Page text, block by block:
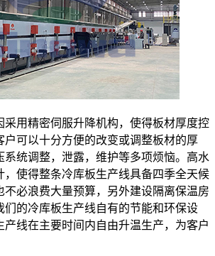
采用精密伺服升降机构，使得板材厚度控
户可以十分方便的改变或调整板材的厚
系统调整，泄露，维护等多项烦恼。高水
，使得整条冷库板生产线具备四季全天候
不必浪费大量预算，另外建设隔离保温房
们的冷库板生产线自有的节能和环保设
产线在主要时间内自由升温生产，为客户